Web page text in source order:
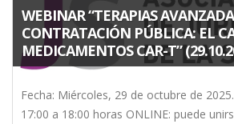
WEBINAR “TERAPIAS
CONTRATACIÓN PÚBLICA: EL
MEDICAMENTOS CAR-T”
Fecha: Miércoles, 29 de octubre de
17:00 a 18:00 horas ONLINE: puede